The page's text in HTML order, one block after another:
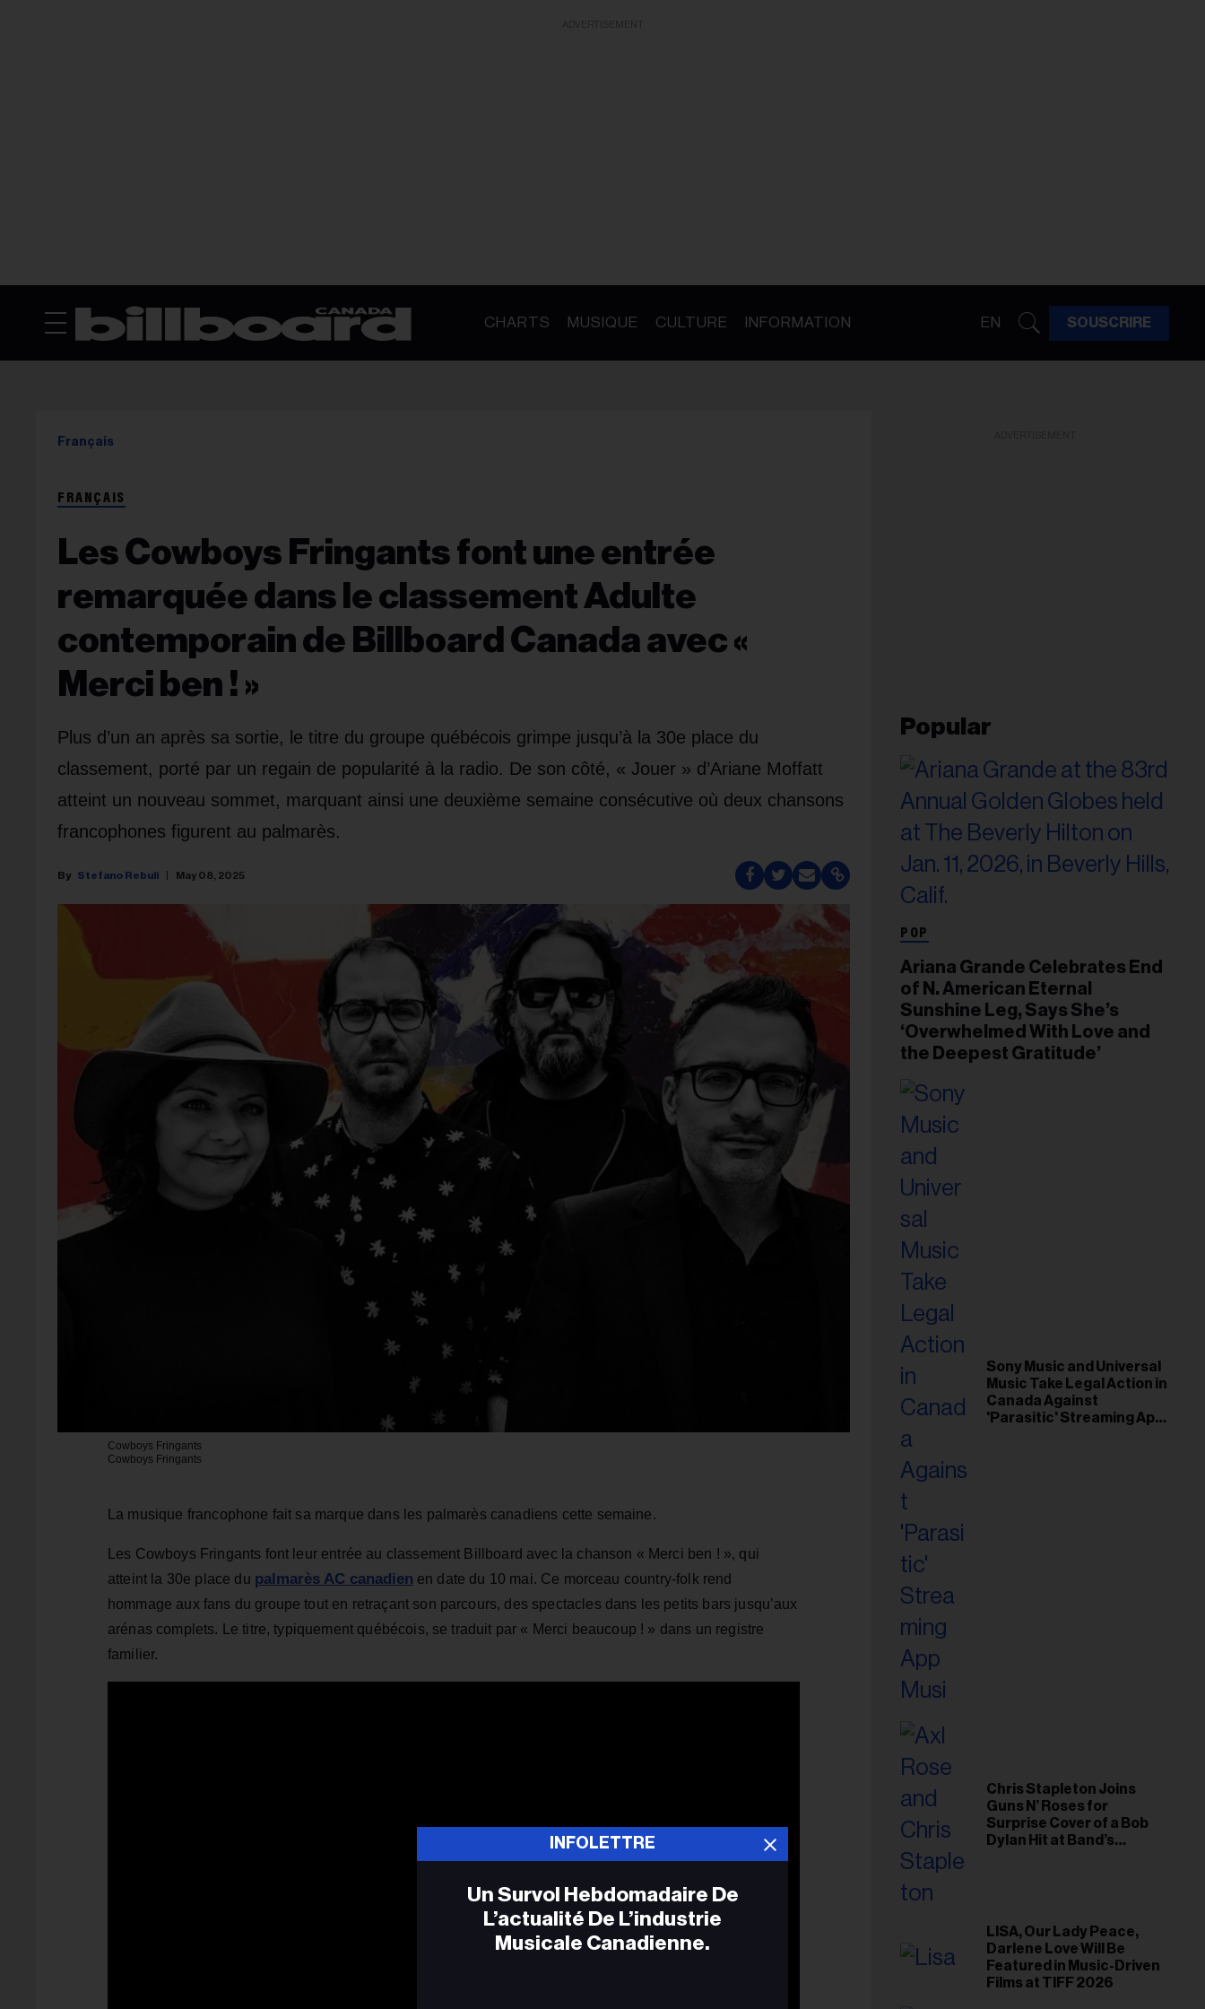
CHARTS MUSIQUE CULTURE INFORMATION EN SOUSCRIRE
Français
FRANÇAIS
Les Cowboys Fringants font une entrée
remarquée dans le classement Adulte
contemporain de Billboard Canada avec «
Merci ben ! »
Plus d’un an après sa sortie, le titre du groupe québécois grimpe jusqu’à la 30e place du
classement, porté par un regain de popularité à la radio. De son côté, « Jouer » d’Ariane Moffatt
atteint un nouveau sommet, marquant ainsi une deuxième semaine consécutive où deux chansons
francophones figurent au palmarès.
Stefano Rebuli May 08, 2025
Cowboys Fringants
Cowboys Fringants
La musique francophone fait sa marque dans les palmarès canadiens cette semaine.
Les Cowboys Fringants font leur entrée au classement Billboard avec la chanson « Merci ben ! », qui
atteint la 30e place du palmarès AC canadien en date du 10 mai. Ce morceau country-folk rend
hommage aux fans du groupe tout en retraçant son parcours, des spectacles dans les petits bars jusqu’aux
arénas complets. Le titre, typiquement québécois, se traduit par « Merci beaucoup ! » dans un registre
familier.
Popular
POP
Ariana Grande Celebrates End
of N. American Eternal
Sunshine Leg, Says She’s
‘Overwhelmed With Love and
the Deepest Gratitude’
Sony Music and Universal
Music Take Legal Action in
Canada Against
'Parasitic' Streaming App
Chris Stapleton Joins
Guns N’ Roses for
Surprise Cover of a Bob
Dylan Hit at Band’s
LISA, Our Lady Peace,
Darlene Love Will Be
Featured in Music-Driven
Films at TIFF 2026
INFOLETTRE
Un Survol Hebdomadaire De
L’actualité De L’industrie
Musicale Canadienne.